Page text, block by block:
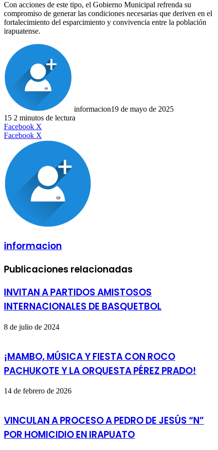
Con acciones de este tipo, el Gobierno Municipal refrenda su
compromiso de generar las condiciones necesarias que deriven en el
fortalecimiento del esparcimiento y convivencia entre la población
irapuatense.
informacion19 de mayo de 2025
15 2 minutos de lectura
Facebook X
Facebook X
por
electrónico
informacion
Publicaciones relacionadas
INVITAN A PARTIDOS AMISTOSOS
INTERNACIONALES DE BASQUETBOL
8 de julio de 2024
¡MAMBO, MÚSICA Y FIESTA CON ROCO
PACHUKOTE Y LA ORQUESTA PÉREZ PRADO!
14 de febrero de 2026
VINCULAN A PROCESO A PEDRO DE JESÚS “N”
POR HOMICIDIO EN IRAPUATO